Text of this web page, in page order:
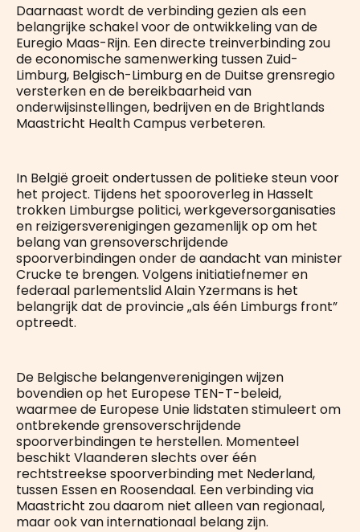
Daarnaast wordt de verbinding gezien als een
belangrijke schakel voor de ontwikkeling van de
Euregio Maas-Rijn. Een directe treinverbinding zou
de economische samenwerking tussen Zuid-
Limburg, Belgisch-Limburg en de Duitse grensregio
versterken en de bereikbaarheid van
onderwijsinstellingen, bedrijven en de Brightlands
Maastricht Health Campus verbeteren.
In België groeit ondertussen de politieke steun voor
het project. Tijdens het spooroverleg in Hasselt
trokken Limburgse politici, werkgeversorganisaties
en reizigersverenigingen gezamenlijk op om het
belang van grensoverschrijdende
spoorverbindingen onder de aandacht van minister
Crucke te brengen. Volgens initiatiefnemer en
federaal parlementslid Alain Yzermans is het
belangrijk dat de provincie „als één Limburgs front”
optreedt.
De Belgische belangenverenigingen wijzen
bovendien op het Europese TEN-T-beleid,
waarmee de Europese Unie lidstaten stimuleert om
ontbrekende grensoverschrijdende
spoorverbindingen te herstellen. Momenteel
beschikt Vlaanderen slechts over één
rechtstreekse spoorverbinding met Nederland,
tussen Essen en Roosendaal. Een verbinding via
Maastricht zou daarom niet alleen van regionaal,
maar ook van internationaal belang zijn.